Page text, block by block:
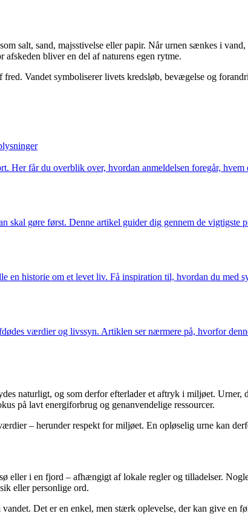
salt, sand, majsstivelse eller papir. Når urnen sænkes i
bliver en del af naturens egen rytme.
Vandet symboliserer livets kredsløb, bevægelse og
Her får du overblik over, hvordan anmeldelsen foregår,
skal gøre først. Denne artikel guider dig gennem de
en historie om et levet liv. Få inspiration til, hvordan du med
værdier og livssyn. Artiklen ser nærmere på, hvorfor
naturligt, og som derfor efterlader et aftryk i miljøet. Urner,
på lavt energiforbrug og genanvendelige ressourcer.
– herunder respekt for miljøet. En opløselig urne kan
eller i en fjord – afhængigt af lokale regler og tilladelser.
eller personlige ord.
Det er en enkel, men stærk oplevelse, der kan give en